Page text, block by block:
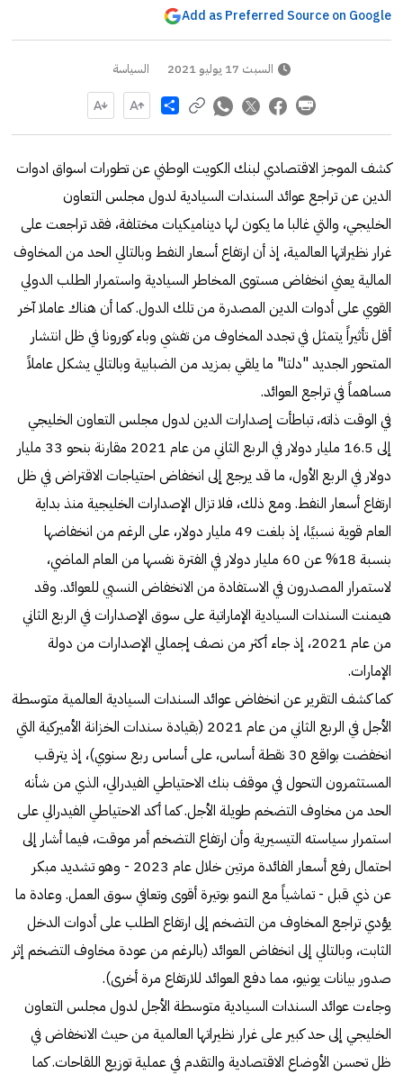
Add as Preferred Source on Google
السبت 17 يوليو 2021 السياسة
Share
كشف الموجز الاقتصادي لبنك الكويت الوطني عن تطورات اسواق ادوات
الدين عن تراجع عوائد السندات السيادية لدول مجلس التعاون
الخليجي، والتي غالبا ما يكون لها ديناميكيات مختلفة، فقد تراجعت على
غرار نظيراتها العالمية، إذ أن ارتفاع أسعار النفط وبالتالي الحد من المخاوف
المالية يعني انخفاض مستوى المخاطر السيادية واستمرار الطلب الدولي
القوي على أدوات الدين المصدرة من تلك الدول. كما أن هناك عاملا آخر
أقل تأثيراً يتمثل في تجدد المخاوف من تفشي وباء كورونا في ظل انتشار
المتحور الجديد "دلتا" ما يلقي بمزيد من الضبابية وبالتالي يشكل عاملاً
مساهماً في تراجع العوائد.
في الوقت ذاته، تباطأت إصدارات الدين لدول مجلس التعاون الخليجي
إلى 16.5 مليار دولار في الربع الثاني من عام 2021 مقارنة بنحو 33 مليار
دولار في الربع الأول، ما قد يرجع إلى انخفاض احتياجات الاقتراض في ظل
ارتفاع أسعار النفط. ومع ذلك، فلا تزال الإصدارات الخليجية منذ بداية
العام قوية نسبيًا، إذ بلغت 49 مليار دولار، على الرغم من انخفاضها
بنسبة 18% عن 60 مليار دولار في الفترة نفسها من العام الماضي،
لاستمرار المصدرون في الاستفادة من الانخفاض النسبي للعوائد. وقد
هيمنت السندات السيادية الإماراتية على سوق الإصدارات في الربع الثاني
من عام 2021، إذ جاء أكثر من نصف إجمالي الإصدارات من دولة
الإمارات.
كما كشف التقرير عن انخفاض عوائد السندات السيادية العالمية متوسطة
الأجل في الربع الثاني من عام 2021 (بقيادة سندات الخزانة الأميركية التي
انخفضت بواقع 30 نقطة أساس، على أساس ربع سنوي)، إذ يترقب
المستثمرون التحول في موقف بنك الاحتياطي الفيدرالي، الذي من شأنه
الحد من مخاوف التضخم طويلة الأجل. كما أكد الاحتياطي الفيدرالي على
استمرار سياسته التيسيرية وأن ارتفاع التضخم أمر موقت، فيما أشار إلى
احتمال رفع أسعار الفائدة مرتين خلال عام 2023 - وهو تشديد مبكر
عن ذي قبل - تماشياً مع النمو بوتيرة أقوى وتعافي سوق العمل. وعادة ما
يؤدي تراجع المخاوف من التضخم إلى ارتفاع الطلب على أدوات الدخل
الثابت، وبالتالي إلى انخفاض العوائد (بالرغم من عودة مخاوف التضخم إثر
صدور بيانات يونيو، مما دفع العوائد للارتفاع مرة أخرى).
وجاءت عوائد السندات السيادية متوسطة الأجل لدول مجلس التعاون
الخليجي إلى حد كبير على غرار نظيراتها العالمية من حيث الانخفاض في
ظل تحسن الأوضاع الاقتصادية والتقدم في عملية توزيع اللقاحات. كما